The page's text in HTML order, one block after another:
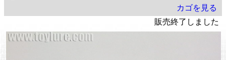
カゴを見る
販売終了しました